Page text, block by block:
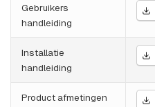
Gebruikers
handleiding
Installatie
handleiding
Product afmetingen